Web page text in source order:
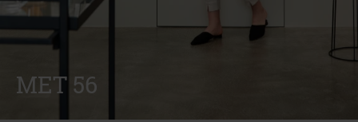
INTERIÉROVÉ DVEŘE
MET 56
INTERIÉROVÉ DVEŘE
MET 56